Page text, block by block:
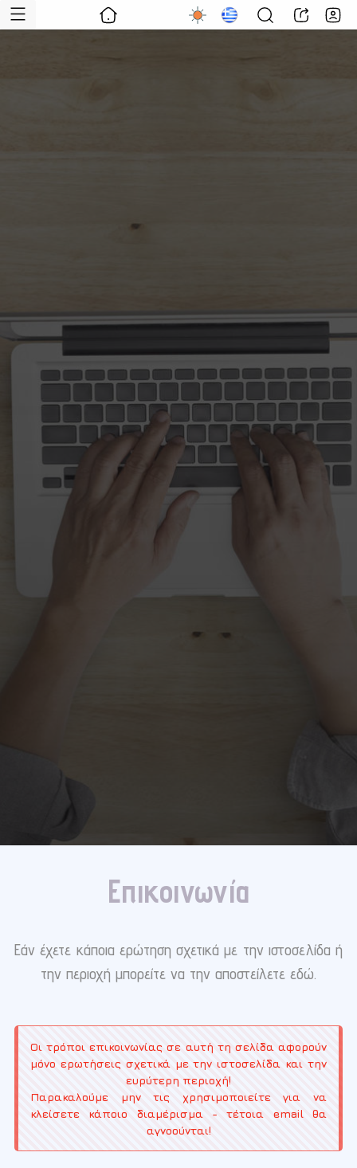
Επικοινωνία
Εάν έχετε κάποια ερώτηση σχετικά με την ιστοσελίδα ή
την περιοχή μπορείτε να την αποστείλετε εδώ.
Οι τρόποι επικοινωνίας σε αυτή τη σελίδα αφορούν
μόνο ερωτήσεις σχετικά με την ιστοσελίδα και την
ευρύτερη περιοχή!
Παρακαλούμε μην τις χρησιμοποιείτε για να
κλείσετε κάποιο διαμέρισμα - τέτοια email θα
αγνοούνται!